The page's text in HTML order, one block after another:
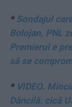
* Sondajul
Bolojan, PNL
Premierul e
să se
* VIDEO.
Dăncilă: cică